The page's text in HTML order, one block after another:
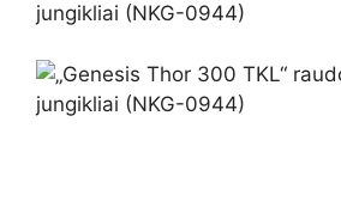
jungikliai (NKG-0944)